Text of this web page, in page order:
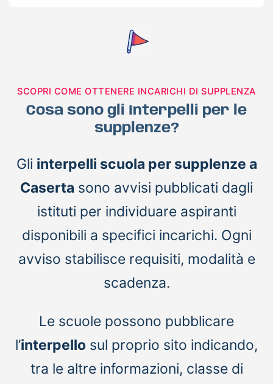
SCOPRI COME OTTENERE INCARICHI DI SUPPLENZA
Cosa sono gli Interpelli per le
supplenze?
Gli interpelli scuola per supplenze a
Caserta sono avvisi pubblicati dagli
istituti per individuare aspiranti
disponibili a specifici incarichi. Ogni
avviso stabilisce requisiti, modalità e
scadenza.
Le scuole possono pubblicare
l’interpello sul proprio sito indicando,
tra le altre informazioni, classe di